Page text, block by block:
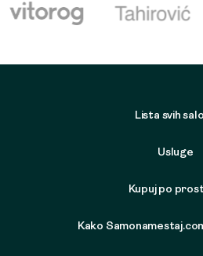
Lista svih
Usluge
Kupuj po
Kako